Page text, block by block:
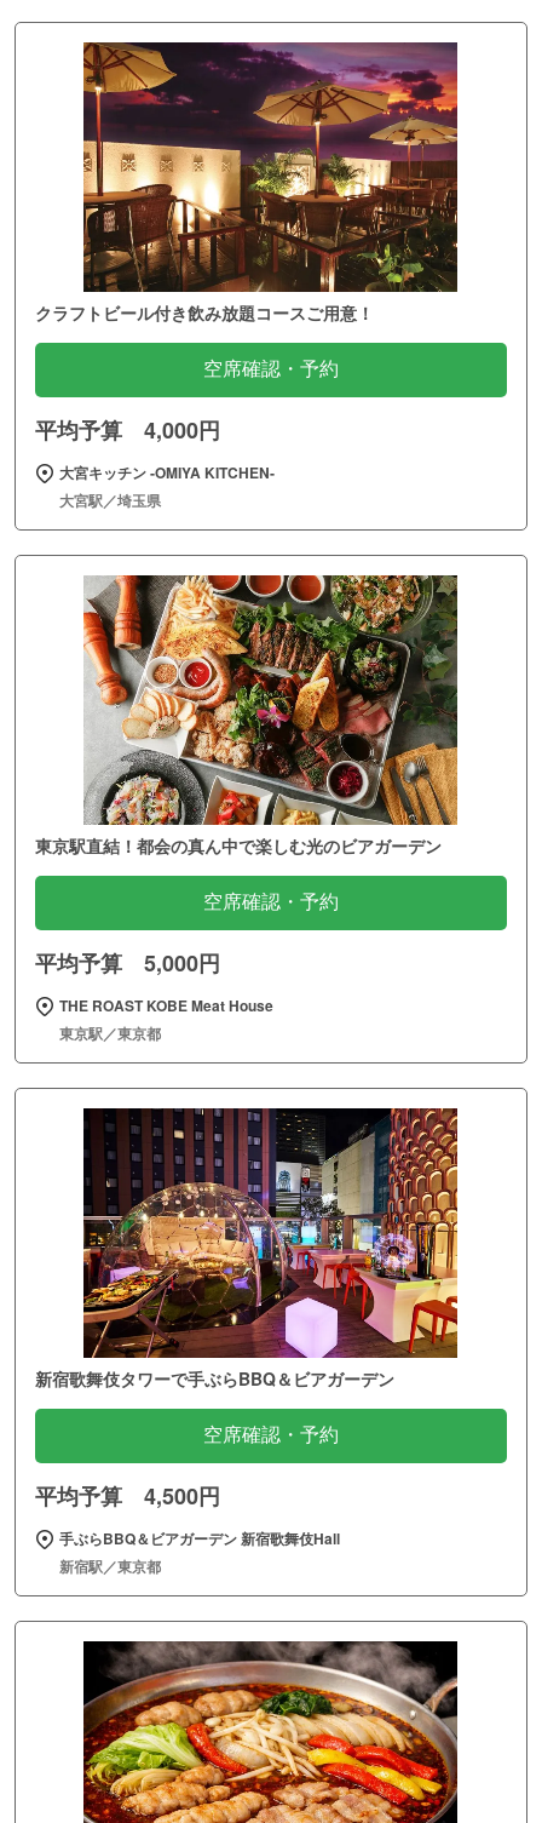
クラフトビール付き飲み放題コースご用意！
空席確認・予約
平均予算 4,000円
大宮キッチン ‐OMIYA KITCHEN‐
大宮駅／埼玉県
東京駅直結！都会の真ん中で楽しむ光のビアガーデン
空席確認・予約
平均予算 5,000円
THE ROAST KOBE Meat House
東京駅／東京都
新宿歌舞伎タワーで手ぶらBBQ＆ビアガーデン
空席確認・予約
平均予算 4,500円
手ぶらBBQ＆ビアガーデン 新宿歌舞伎Hall
新宿駅／東京都